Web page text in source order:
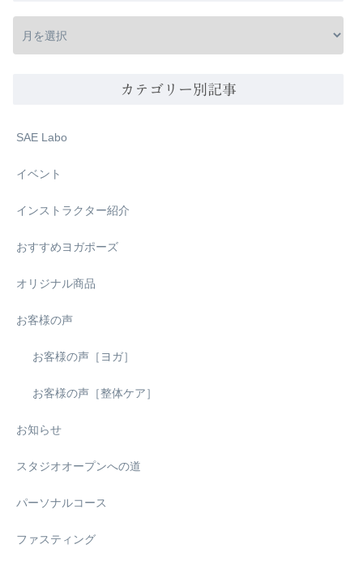
カテゴリー別記事
SAE Labo
イベント
インストラクター紹介
おすすめヨガポーズ
オリジナル商品
お客様の声
お客様の声［ヨガ］
お客様の声［整体ケア］
お知らせ
スタジオオープンへの道
パーソナルコース
ファスティング